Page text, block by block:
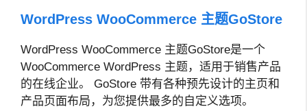
WordPress WooCommerce 主题GoStore
WordPress WooCommerce 主题GoStore是一个
WooCommerce WordPress 主题，适用于销售产品
的在线企业。 GoStore 带有各种预先设计的主页和
产品页面布局，为您提供最多的自定义选项。